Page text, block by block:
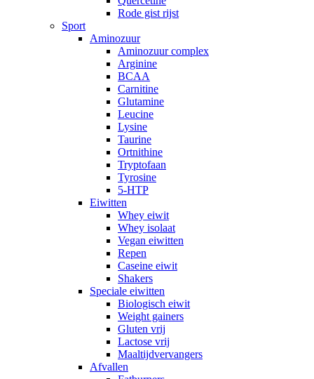
Rode gist rijst
Sport
Aminozuur
Aminozuur complex
Arginine
BCAA
Carnitine
Glutamine
Leucine
Lysine
Taurine
Ortnithine
Tryptofaan
Tyrosine
5-HTP
Eiwitten
Whey eiwit
Whey isolaat
Vegan eiwitten
Repen
Caseine eiwit
Shakers
Speciale eiwitten
Biologisch eiwit
Weight gainers
Gluten vrij
Lactose vrij
Maaltijdvervangers
Afvallen